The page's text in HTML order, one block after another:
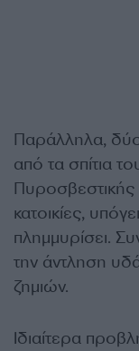
Παράλληλα, δύο
από τα σπίτια
κατοικίες,
πλημμυρίσει.
την άντληση
ζημιών.
Ιδιαίτερα